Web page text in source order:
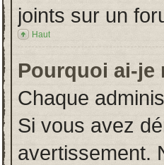
joints sur un
Haut
Pourquoi ai-je
Chaque
Si vous avez
avertissement.